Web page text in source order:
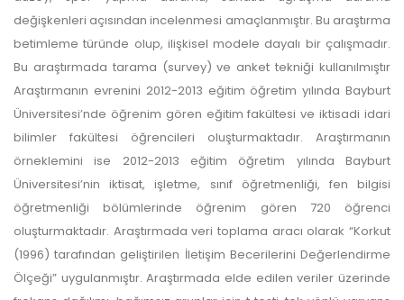
değişkenleri açısından incelenmesi amaçlanmıştır. Bu araştırma
betimleme türünde olup, ilişkisel modele dayalı bir çalışmadır.
Bu araştırmada tarama (survey) ve anket tekniği kullanılmıştır
Araştırmanın evrenini 2012-2013 eğitim öğretim yılında Bayburt
Üniversitesi’nde öğrenim gören eğitim fakültesi ve iktisadi idari
bilimler fakültesi öğrencileri oluşturmaktadır. Araştırmanın
örneklemini ise 2012-2013 eğitim öğretim yılında Bayburt
Üniversitesi’nin iktisat, işletme, sınıf öğretmenliği, fen bilgisi
öğretmenliği bölümlerinde öğrenim gören 720 öğrenci
oluşturmaktadır. Araştırmada veri toplama aracı olarak “Korkut
(1996) tarafından geliştirilen İletişim Becerilerini Değerlendirme
Ölçeği” uygulanmıştır. Araştırmada elde edilen veriler üzerinde